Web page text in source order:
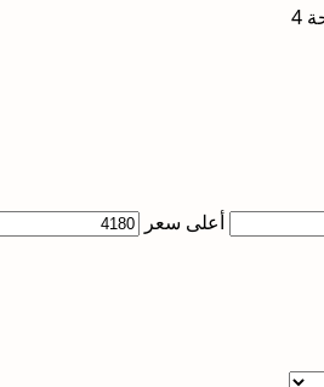
4
أعلى سعر